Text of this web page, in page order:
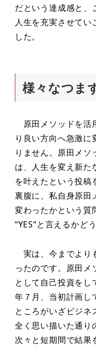
だという達成感と、
人生を充実させてい
した。
様々なつま
原田メソッドを活
り良い方向へ急激
りません。原田メ
は、人生を変え新た
を叶えたという投稿
裏腹に、私自身原田
変わったかという質
“YES“と言えるかど
実は、今までより
ったのです。原田メ
として自己投資をし
年７月、当初計画し
ところがいざビジネ
全く思い描いた通り
次々と短期間で結果